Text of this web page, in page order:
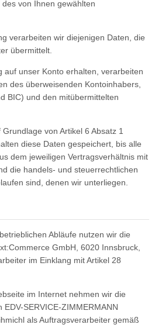
von Ihnen gewählten
verarbeiten wir diejenigen Daten, die
übermittelt.
auf unser Konto erhalten, verarbeiten
des überweisenden Kontoinhabers,
BIC) und den mitübermittelten
von Artikel 6 Absatz 1
diese Daten gespeichert, bis alle
dem jeweiligen Vertragsverhältnis mit
die handels- und steuerrechtlichen
sind, denen wir unterliegen.
Abläufe nutzen wir die
GmbH, 6020 Innsbruck,
im Einklang mit Artikel 28
im Internet nehmen wir die
SERVICE-ZIMMERMANN
als Auftragsverarbeiter gemäß